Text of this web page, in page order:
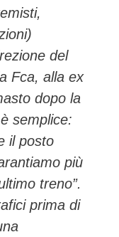
del
Fca, alla ex
dopo la
semplice:
il posto
più
treno”.
prima di